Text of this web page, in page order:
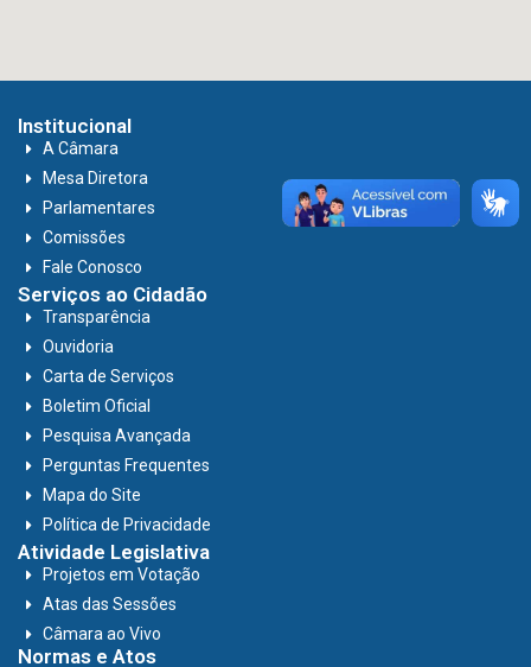
Institucional
A Câmara
Mesa Diretora
Parlamentares
Comissões
Fale Conosco
Serviços ao Cidadão
Transparência
Ouvidoria
Carta de Serviços
Boletim Oficial
Pesquisa Avançada
Perguntas Frequentes
Mapa do Site
Política de Privacidade
Atividade Legislativa
Projetos em Votação
Atas das Sessões
Câmara ao Vivo
Normas e Atos